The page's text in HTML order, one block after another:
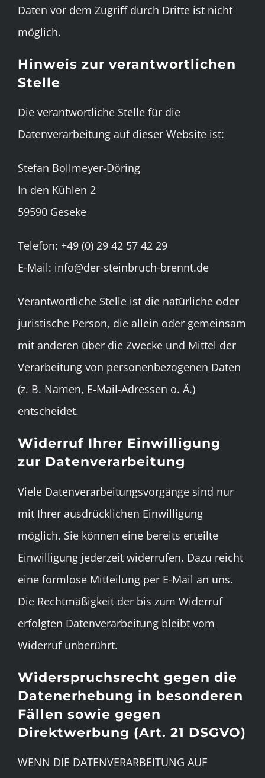
Daten vor dem Zugriff durch Dritte ist nicht
möglich.
Hinweis zur verantwortlichen
Stelle
Die verantwortliche Stelle für die
Datenverarbeitung auf dieser Website ist:
Stefan Bollmeyer-Döring
In den Kühlen 2
59590 Geseke
Telefon: +49 (0) 29 42 57 42 29
E-Mail: info@der-steinbruch-brennt.de
Verantwortliche Stelle ist die natürliche oder
juristische Person, die allein oder gemeinsam
mit anderen über die Zwecke und Mittel der
Verarbeitung von personenbezogenen Daten
(z. B. Namen, E-Mail-Adressen o. Ä.)
entscheidet.
Widerruf Ihrer Einwilligung
zur Datenverarbeitung
Viele Datenverarbeitungsvorgänge sind nur
mit Ihrer ausdrücklichen Einwilligung
möglich. Sie können eine bereits erteilte
Einwilligung jederzeit widerrufen. Dazu reicht
eine formlose Mitteilung per E-Mail an uns.
Die Rechtmäßigkeit der bis zum Widerruf
erfolgten Datenverarbeitung bleibt vom
Widerruf unberührt.
Widerspruchsrecht gegen die
Datenerhebung in besonderen
Fällen sowie gegen
Direktwerbung (Art. 21 DSGVO)
WENN DIE DATENVERARBEITUNG AUF